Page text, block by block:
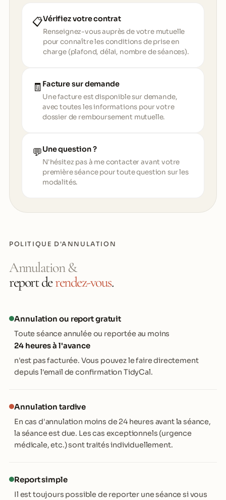
📋Vérifiez votre contrat
Renseignez-vous auprès de votre mutuelle
pour connaître les conditions de prise en
charge (plafond, délai, nombre de séances).
🧾 Facture sur demande
Une facture est disponible sur demande,
avec toutes les informations pour votre
dossier de remboursement mutuelle.
💬Une question ?
N'hésitez pas à me contacter avant votre
première séance pour toute question sur les
modalités.
POLITIQUE D'ANNULATION
Annulation &
report derendez-vous.
Annulation ou report gratuit
Toute séance annulée ou reportée au moins
24 heures à l'avance
n'est pas facturée. Vous pouvez le faire directement
depuis l'email de confirmation TidyCal.
Annulation tardive
En cas d'annulation moins de 24 heures avant la séance,
la séance est due. Les cas exceptionnels (urgence
médicale, etc.) sont traités individuellement.
Report simple
Il est toujours possible de reporter une séance si vous